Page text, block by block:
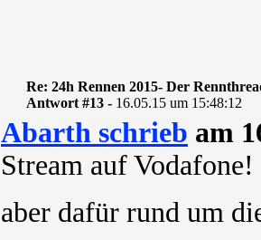
Re: 24h Rennen 2015- Der
Antwort #13 - 16.05.15 um 15:48:12
Abarth schrieb am
Stream auf
aber dafür rund um